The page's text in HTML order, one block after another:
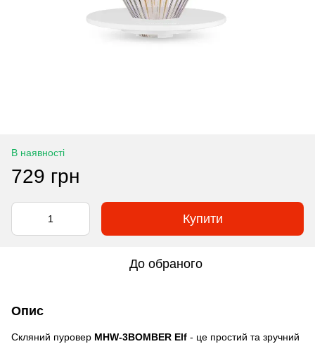
В наявності
729 грн
Купити
До обраного
Опис
Cкляний пуровер MHW-3BOMBER Elf - це простий та зручний